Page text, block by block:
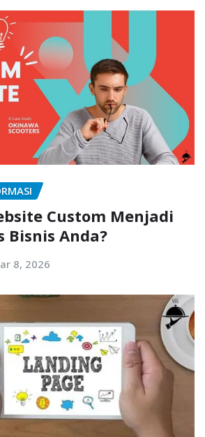
Custom Menjadi
Bisnis Anda?
8, 2026